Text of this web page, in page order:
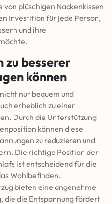
plüschigen Nackenkissen
Investition für jede Person,
und ihre
zu besserer
können
nur bequem und
erheblich zu einer
Durch die Unterstützung
können diese
zu reduzieren und
Die richtige Position der
ist entscheidend für die
Wohlbefinden.
bieten eine angenehme
die die Entspannung fördert